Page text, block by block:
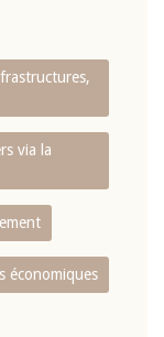
via la
économiques